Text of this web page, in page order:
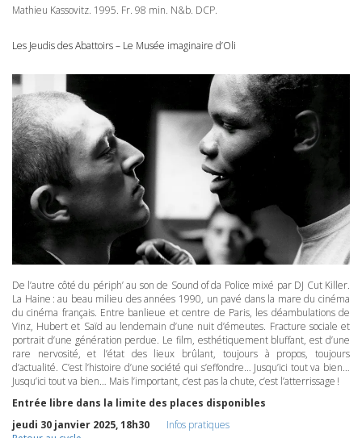
Mathieu Kassovitz. 1995. Fr. 98 min. N&b. DCP.
Les Jeudis des Abattoirs – Le Musée imaginaire d’Oli
De l’autre côté du périph’ au son de Sound of da Police mixé par DJ Cut Killer.
La Haine : au beau milieu des années 1990, un pavé dans la mare du cinéma
du cinéma français. Entre banlieue et centre de Paris, les déambulations de
Vinz, Hubert et Saïd au lendemain d’une nuit d’émeutes. Fracture sociale et
portrait d’une génération perdue. Le film, esthétiquement bluffant, est d’une
rare nervosité, et l’état des lieux brûlant, toujours à propos, toujours
d’actualité. C’est l’histoire d’une société qui s’effondre… Jusqu’ici tout va bien…
Jusqu’ici tout va bien… Mais l’important, c’est pas la chute, c’est l’atterrissage !
Entrée libre dans la limite des places disponibles
jeudi 30 janvier 2025, 18h30
Infos pratiques